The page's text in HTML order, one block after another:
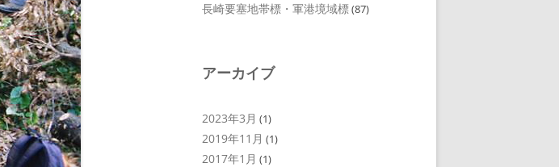
長崎要塞地帯標・軍港境域標(87)
アーカイブ
2023年3月 (1)
2019年11月 (1)
2017年1月 (1)